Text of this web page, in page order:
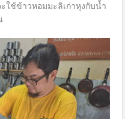
ใช้ข้าวหอมมะลิเก่าหุงกับน้ำ